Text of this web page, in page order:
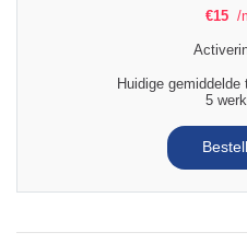
€15 /
Huidige
5